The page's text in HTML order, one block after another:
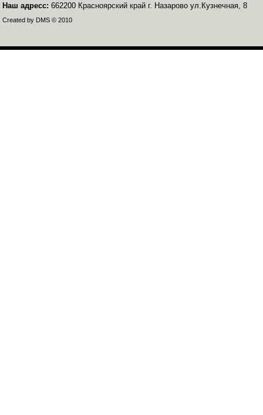
Наш адресс: 662200 Красноярский край г. Назарово ул.Кузнечная, 8
Created by DMS © 2010